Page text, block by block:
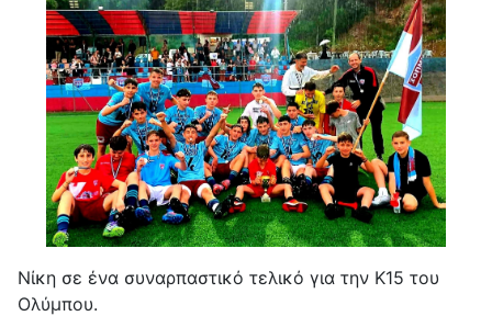
Νίκη σε ένα συναρπαστικό τελικό για την Κ15 του
Ολύμπου.